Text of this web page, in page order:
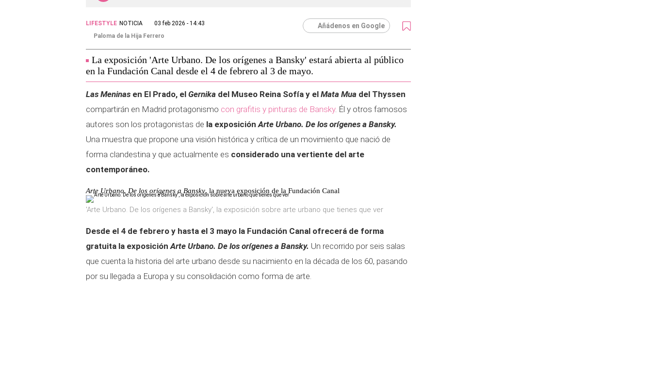
LIFESTYLE NOTICIA
03 feb 2026 - 14:43
Paloma de la Hija Ferrero
Añádenos en Google
La exposición 'Arte Urbano. De los orígenes a Bansky' estará abierta al público
en la Fundación Canal desde el 4 de febrero al 3 de mayo.
Las Meninas en El Prado, el Gernika del Museo Reina Sofía y el Mata Mua del Thyssen
compartirán en Madrid protagonismo con grafitis y pinturas de Bansky. Él y otros famosos
autores son los protagonistas de la exposiciónArte Urbano. De los orígenes a Bansky.
Una muestra que propone una visión histórica y crítica de un movimiento que nació de
forma clandestina y que actualmente es considerado una vertiente del arte
contemporáneo.
Arte Urbano. De los orígenes a Bansky, la nueva exposición de la Fundación Canal
'Arte Urbano. De los orígenes a Bansky', la exposición sobre arte urbano que tienes que ver
Desde el 4 de febrero y hasta el 3 mayo la Fundación Canal ofrecerá de forma
gratuita la exposiciónArte Urbano. De los orígenes a Bansky. Un recorrido por seis salas
que cuenta la historia del arte urbano desde su nacimiento en la década de los 60, pasando
por su llegada a Europa y su consolidación como forma de arte.